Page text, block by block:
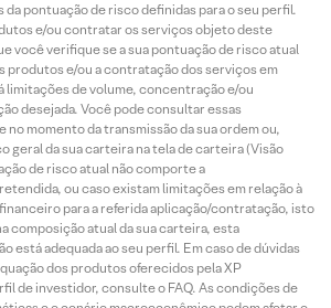
da pontuação de risco definidas para o seu perfil.
e/ou contratar os serviços objeto deste
você verifique se a sua pontuação de risco atual
produtos e/ou a contratação dos serviços em
limitações de volume, concentração e/ou
desejada. Você pode consultar essas
momento da transmissão da sua ordem ou,
geral da sua carteira na tela de carteira (Visão
de risco atual não comporte a
ou caso existam limitações em relação à
para a referida aplicação/contratação, isto
composição atual da sua carteira, esta
está adequada ao seu perfil. Em caso de dúvidas
dos produtos oferecidos pela XP
de investidor, consulte o FAQ. As condições de